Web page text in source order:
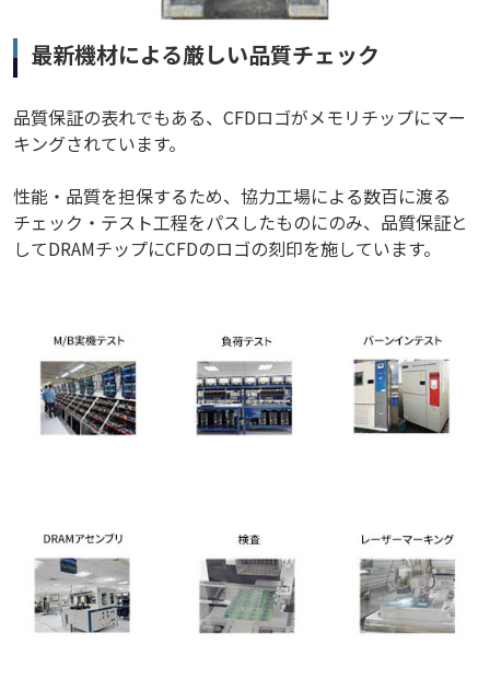
最新機材による厳しい品質チェック
品質保証の表れでもある、CFDロゴがメモリチップにマー
キングされています。
性能・品質を担保するため、協力工場による数百に渡る
チェック・テスト工程をパスしたものにのみ、品質保証と
してDRAMチップにCFDのロゴの刻印を施しています。